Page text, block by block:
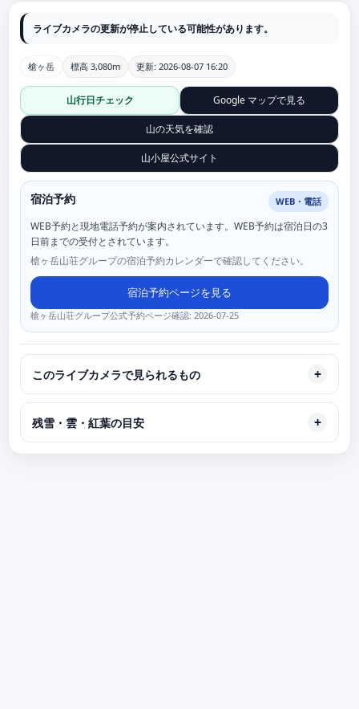
ライブカメラの更新が停止している可能性があります。
槍ヶ岳 標高 3,080m 更新: 2026-08-07 16:20
山行日チェック Google マップで見る
山の天気を確認
山小屋公式サイト
宿泊予約 WEB・電話
WEB予約と現地電話予約が案内されています。WEB予約は宿泊日の3
日前までの受付とされています。
槍ヶ岳山荘グループの宿泊予約カレンダーで確認してください。
宿泊予約ページを見る
槍ヶ岳山荘グループ公式予約ページ確認: 2026-07-25
このライブカメラで見られるもの
残雪・雲・紅葉の目安